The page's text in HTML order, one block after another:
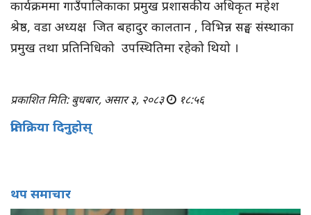
कार्यक्रममा गाउँपालिकाका प्रमुख प्रशासकीय अधिकृत महेश
श्रेष्ठ, वडा अध्यक्ष जित बहादुर कालतान , विभिन्न सङ्घ संस्थाका
प्रमुख तथा प्रतिनिधिको उपस्थितिमा रहेको थियो ।
प्रकाशित मिति: बुधबार, असार ३, २०८३ १८:५६
प्रतिक्रिया दिनुहोस्
थप समाचार